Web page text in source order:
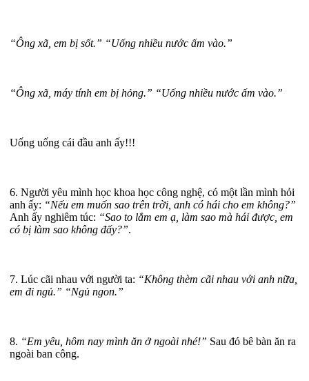
“Ông xã, em bị sốt.” “Uống nhiều nước ấm vào.”
“Ông xã, máy tính em bị hỏng.” “Uống nhiều nước ấm vào.”
Uống uống cái đầu anh ấy!!!
6. Người yêu mình học khoa học công nghệ, có một lần mình hỏi
anh ấy: “Nếu em muốn sao trên trời, anh có hái cho em không?”
Anh ấy nghiêm túc: “Sao to lắm em ạ, làm sao mà hái được, em
có bị làm sao không đấy?”.
7. Lúc cãi nhau với người ta: “Không thèm cãi nhau với anh nữa,
em đi ngủ.” “Ngủ ngon.”
8. “Em yêu, hôm nay mình ăn ở ngoài nhé!” Sau đó bê bàn ăn ra
ngoài ban công.